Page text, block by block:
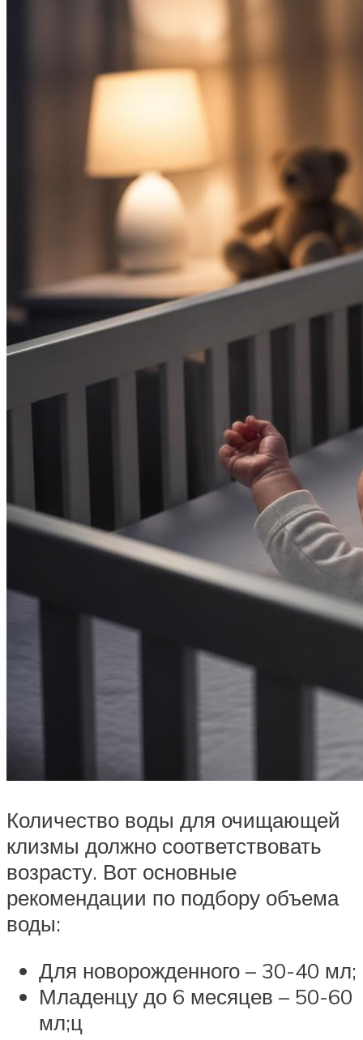
Количество воды для очищающей
клизмы должно соответствовать
возрасту. Вот основные
рекомендации по подбору объема
воды:
Для новорожденного – 30-40 мл;
Младенцу до 6 месяцев – 50-60
мл;ц